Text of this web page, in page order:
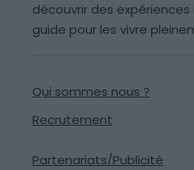
découvrir des
guide pour les vivre
Qui sommes nous ?
Recrutement
Partenariats/Publicité